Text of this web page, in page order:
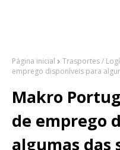
Página inicial Trasportes /
emprego disponíveis para
Makro
de emprego
algumas das